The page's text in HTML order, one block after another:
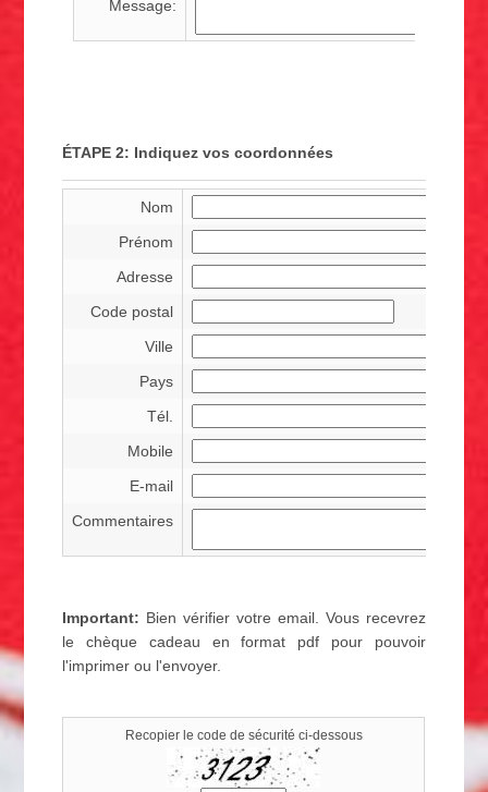
Message:
ÉTAPE 2: Indiquez vos coordonnées
Nom
Prénom
Adresse
Code postal
Ville
Pays
Tél.
Mobile
E-mail
Commentaires
Important: Bien vérifier votre email. Vous recevrez
le chèque cadeau en format pdf pour pouvoir
l'imprimer ou l'envoyer.
Recopier le code de sécurité ci-dessous